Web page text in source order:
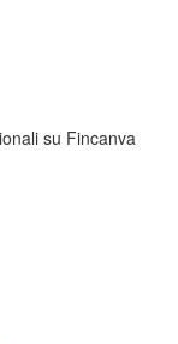
su Fincanva